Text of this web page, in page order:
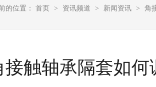
的位置： 首页 > 资讯频道 > 新闻资讯 > 角
接触轴承隔套如